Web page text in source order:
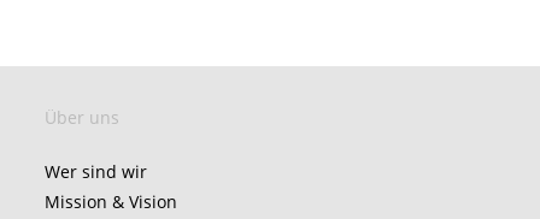
Über uns
Wer sind wir
Mission & Vision